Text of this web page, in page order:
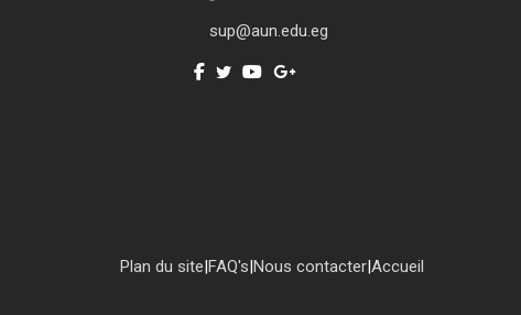
sup@aun.edu.eg
Accueil
|
Nous contacter
|
FAQ's
|
Plan du site